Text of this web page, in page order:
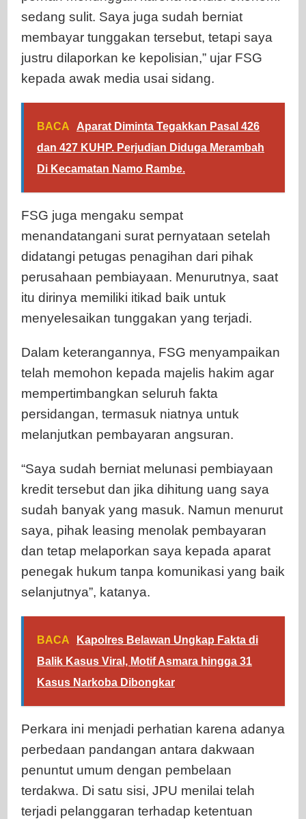
sedang sulit. Saya juga sudah berniat
membayar tunggakan tersebut, tetapi saya
justru dilaporkan ke kepolisian,” ujar FSG
kepada awak media usai sidang.
BACA
Aparat Diminta Tegakkan Pasal 426
dan 427 KUHP. Perjudian Diduga Merambah
Di Kecamatan Namo Rambe.
FSG juga mengaku sempat
menandatangani surat pernyataan setelah
didatangi petugas penagihan dari pihak
perusahaan pembiayaan. Menurutnya, saat
itu dirinya memiliki itikad baik untuk
menyelesaikan tunggakan yang terjadi.
Dalam keterangannya, FSG menyampaikan
telah memohon kepada majelis hakim agar
mempertimbangkan seluruh fakta
persidangan, termasuk niatnya untuk
melanjutkan pembayaran angsuran.
“Saya sudah berniat melunasi pembiayaan
kredit tersebut dan jika dihitung uang saya
sudah banyak yang masuk. Namun menurut
saya, pihak leasing menolak pembayaran
dan tetap melaporkan saya kepada aparat
penegak hukum tanpa komunikasi yang baik
selanjutnya”, katanya.
BACA
Kapolres Belawan Ungkap Fakta di
Balik Kasus Viral, Motif Asmara hingga 31
Kasus Narkoba Dibongkar
Perkara ini menjadi perhatian karena adanya
perbedaan pandangan antara dakwaan
penuntut umum dengan pembelaan
terdakwa. Di satu sisi, JPU menilai telah
terjadi pelanggaran terhadap ketentuan